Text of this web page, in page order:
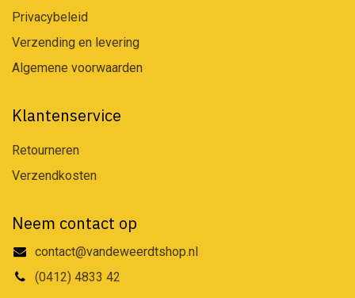
Privacybeleid
Verzending en levering
Algemene voorwaarden
Klantenservice
Retourneren
Verzendkosten
Neem contact op
contact@vandeweerdtshop.nl
(0412) 4833 42